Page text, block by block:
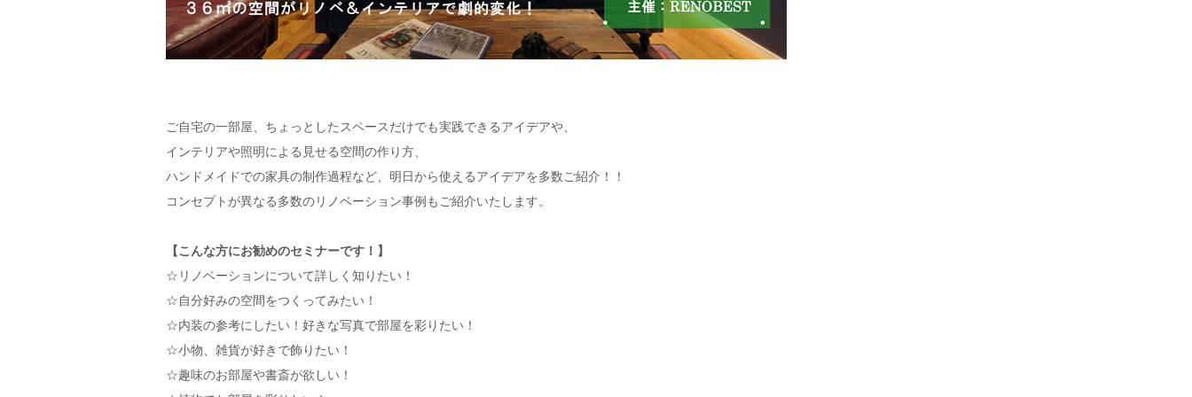
ご自宅の一部屋、ちょっとしたスペースだけでも実践できるアイデアや、
インテリアや照明による見せる空間の作り方、
ハンドメイドでの家具の制作過程など、明日から使えるアイデアを多数ご紹介！！
コンセプトが異なる多数のリノベーション事例もご紹介いたします。
【こんな方にお勧めのセミナーです！】
☆リノベーションについて詳しく知りたい！
☆自分好みの空間をつくってみたい！
☆内装の参考にしたい！好きな写真で部屋を彩りたい！
☆小物、雑貨が好きで飾りたい！
☆趣味のお部屋や書斎が欲しい！